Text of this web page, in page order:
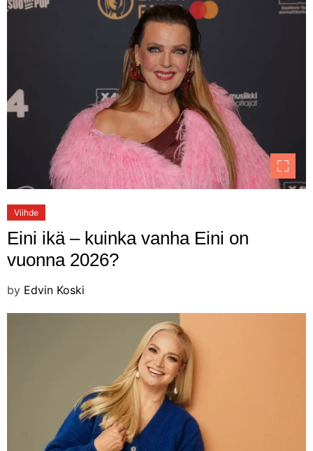
Viihde
Eini ikä – kuinka vanha Eini on
vuonna 2026?
by Edvin Koski